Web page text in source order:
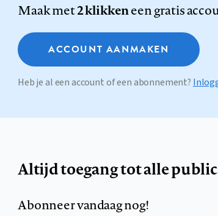
Maak met2 klikkeneen gratis
ACCOUNT AANMAKEN
Heb je al een account of een abonnement?
Altijd toegang tot alle
Abonneer vandaag nog!